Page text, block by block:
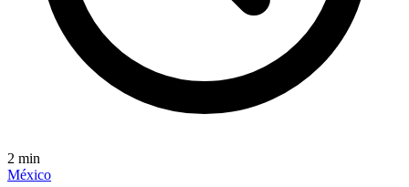
2 min
México